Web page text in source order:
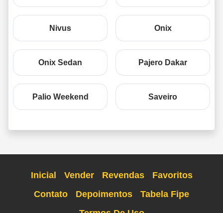
Nivus Onix
Onix Sedan Pajero Dakar
Palio Weekend Saveiro
Inicial Vender Revendas
Favoritos
Contato
Depoimentos
Tabela Fipe